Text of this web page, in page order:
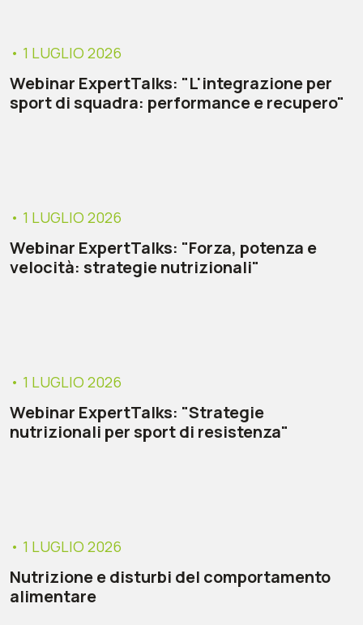
• 1 LUGLIO 2026
Webinar ExpertTalks: "L'integrazione per
sport di squadra: performance e recupero"
• 1 LUGLIO 2026
Webinar ExpertTalks: "Forza, potenza e
velocità: strategie nutrizionali"
• 1 LUGLIO 2026
Webinar ExpertTalks: "Strategie
nutrizionali per sport di resistenza"
• 1 LUGLIO 2026
Nutrizione e disturbi del comportamento
alimentare